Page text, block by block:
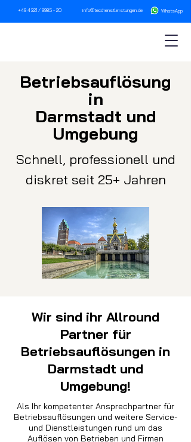
+49 4321 / 9985 - 20 info@tecdienstleistungen.de WhatsApp
Betriebsauflösung
in
Darmstadt und
Umgebung
Schnell, professionell und
diskret seit 25+ Jahren
Wir sind ihr Allround
Partner für
Betriebsauflösungen in
Darmstadt und
Umgebung!
Als Ihr kompetenter Ansprechpartner für
Betriebsauflösungen und weitere Service-
und Dienstleistungen rund um das
Auflösen von Betrieben und Firmen